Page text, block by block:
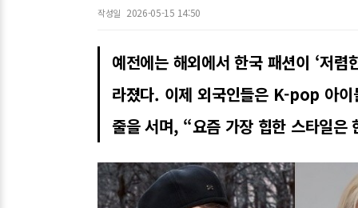
작성일 2026-05-15 14:50
예전에는 해외에서 한국 패션이 ‘저
라졌다. 이제 외국인들은 K-pop 아이
줄을 서며, “요즘 가장 힙한 스타일은